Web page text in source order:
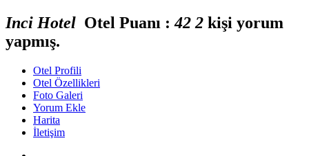
Inci Hotel Otel Puanı :42 2 kişi yorum
yapmış.
Otel Profili
Otel Özellikleri
Foto Galeri
Yorum Ekle
Harita
İletişim